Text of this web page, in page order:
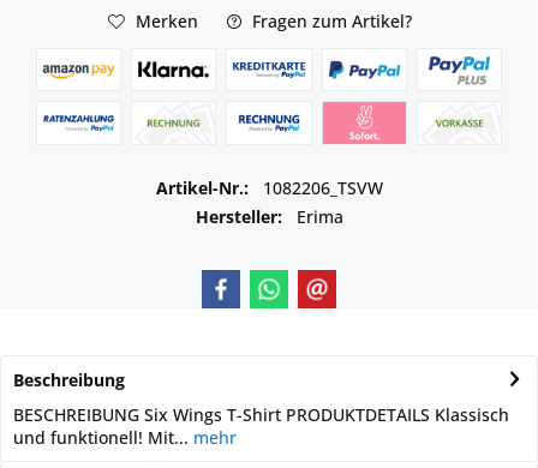
Merken Fragen zum Artikel?
Artikel-Nr.:
1082206_TSVW
Hersteller:
Erima
Beschreibung
BESCHREIBUNG Six Wings T-Shirt PRODUKTDETAILS Klassisch
und funktionell! Mit... mehr